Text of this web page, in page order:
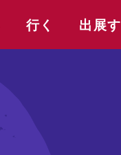
行く 出展